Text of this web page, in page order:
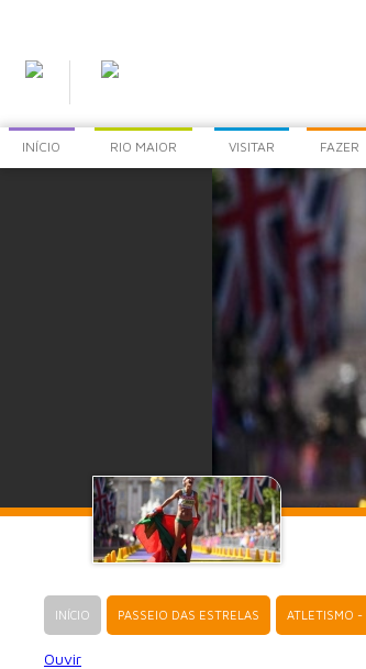
INÍCIO RIO MAIOR VISITAR FAZER
INÍCIO PASSEIO DAS ESTRELAS ATLETISMO -
Ouvir